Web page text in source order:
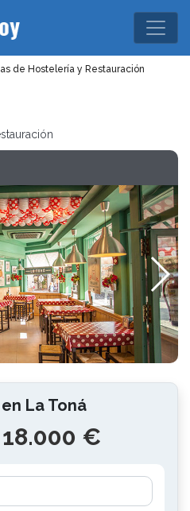
de Hostelería y Restauración
La Toná
€